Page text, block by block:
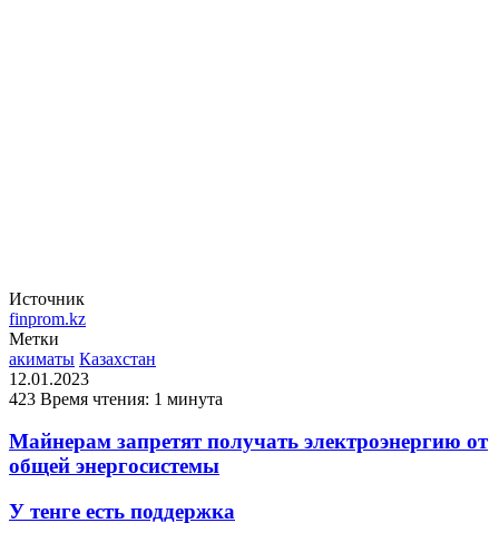
Источник
finprom.kz
Метки
акиматы Казахстан
12.01.2023
423 Время чтения: 1 минута
Майнерам запретят получать электроэнергию от
общей энергосистемы
У тенге есть поддержка